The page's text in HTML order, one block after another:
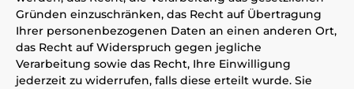
Gründen einzuschränken, das Recht auf Übertragung
Ihrer personenbezogenen Daten an einen anderen Ort,
das Recht auf Widerspruch gegen jegliche
Verarbeitung sowie das Recht, Ihre Einwilligung
jederzeit zu widerrufen, falls diese erteilt wurde. Sie